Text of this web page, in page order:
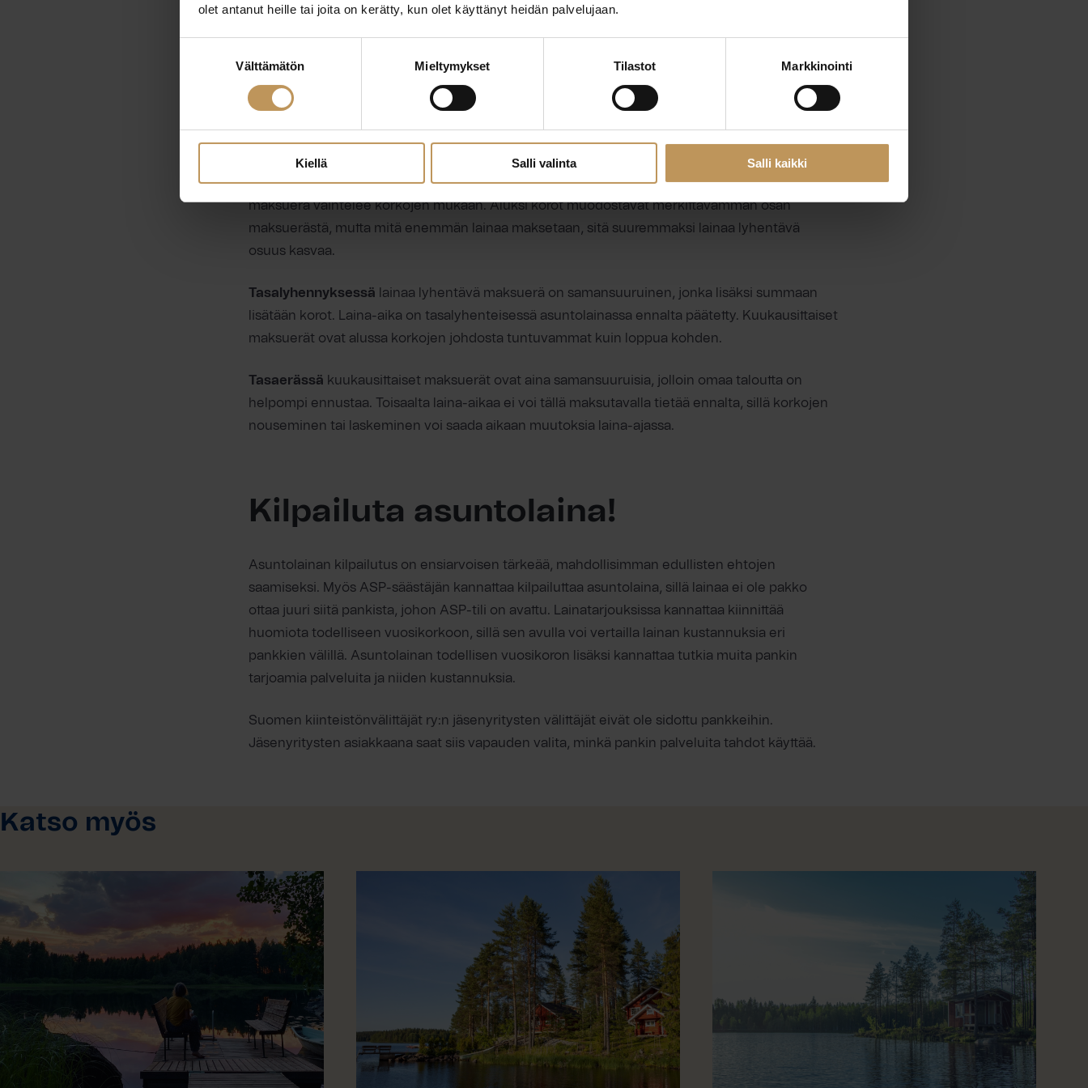
olet antanut heille tai joita on kerätty, kun olet käyttänyt heidän palvelujaan.
Välttämätön Mieltymykset Tilastot Markkinointi
Kiellä Salli valinta Salli kaikki
Lyhennystavat
Asuntolainaa voi lyhentää kolmella eri tavalla: annuiteetilla, tasalyhennyksellä ja kiinteällä
maksuerän olevan aina sama vai haluatko maksaa lainasi tietyssä aikataulussa.
Annuiteettitarkoittaa maksutapaa, jossa lainan maksuaika pysyy samansuuruisena, jolloin
maksuerä vaihtelee korkojen mukaan. Aluksi korot muodostavat merkittävämmän osan
maksuerästä, mutta mitä enemmän lainaa maksetaan, sitä suuremmaksi lainaa lyhentävä
osuus kasvaa.
Tasalyhennyksessä lainaa lyhentävä maksuerä on samansuuruinen, jonka lisäksi summaan
lisätään korot. Laina-aika on tasalyhenteisessä asuntolainassa ennalta päätetty. Kuukausittaiset
maksuerät ovat alussa korkojen johdosta tuntuvammat kuin loppua kohden.
Tasaerässä kuukausittaiset maksuerät ovat aina samansuuruisia, jolloin omaa taloutta on
helpompi ennustaa. Toisaalta laina-aikaa ei voi tällä maksutavalla tietää ennalta, sillä korkojen
nouseminen tai laskeminen voi saada aikaan muutoksia laina-ajassa.
Kilpailuta asuntolaina!
Asuntolainan kilpailutus on ensiarvoisen tärkeää, mahdollisimman edullisten ehtojen
saamiseksi. Myös ASP-säästäjän kannattaa kilpailuttaa asuntolaina, sillä lainaa ei ole pakko
ottaa juuri siitä pankista, johon ASP-tili on avattu. Lainatarjouksissa kannattaa kiinnittää
huomiota todelliseen vuosikorkoon, sillä sen avulla voi vertailla lainan kustannuksia eri
pankkien välillä. Asuntolainan todellisen vuosikoron lisäksi kannattaa tutkia muita pankin
tarjoamia palveluita ja niiden kustannuksia.
Suomen kiinteistönvälittäjät ry:n jäsenyritysten välittäjät eivät ole sidottu pankkeihin.
Jäsenyritysten asiakkaana saat siis vapauden valita, minkä pankin palveluita tahdot käyttää.
Katso myös